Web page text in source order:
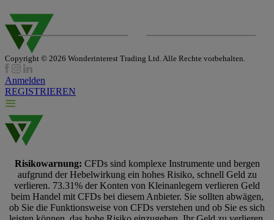
Copyright © 2026 Wonderinterest Trading Ltd. Alle Rechte vorbehalten.
Anmelden
REGISTRIEREN
Risikowarnung: CFDs sind komplexe Instrumente und bergen
aufgrund der Hebelwirkung ein hohes Risiko, schnell Geld zu
verlieren. 73.31% der Konten von Kleinanlegern verlieren Geld
beim Handel mit CFDs bei diesem Anbieter. Sie sollten abwägen,
ob Sie die Funktionsweise von CFDs verstehen und ob Sie es sich